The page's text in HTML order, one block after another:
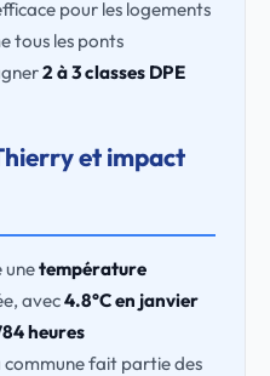
pour les logements
tous les ponts
2 à 3 classes DPE
et impact
unetempérature
avec4.8°C en janvier
heures
commune fait partie des